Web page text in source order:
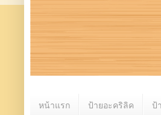
หน้าแรก ป้ายอะคริลิค ป้